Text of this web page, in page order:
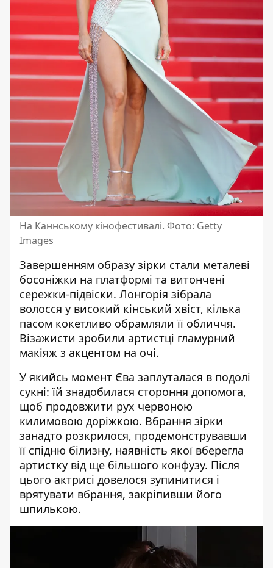
На Каннському кінофестивалі. Фото: Getty
Images
Завершенням образу зірки стали металеві
босоніжки на платформі та витончені
сережки-підвіски. Лонгорія зібрала
волосся у високий кінський хвіст, кілька
пасом кокетливо обрамляли її обличчя.
Візажисти зробили артистці гламурний
макіяж з акцентом на очі.
У якийсь момент Єва заплуталася в подолі
сукні: їй знадобилася стороння допомога,
щоб продовжити рух червоною
килимовою доріжкою. Вбрання зірки
занадто розкрилося, продемонструвавши
її спідню білизну, наявність якої вберегла
артистку від ще більшого конфузу. Після
цього актрисі довелося зупинитися і
врятувати вбрання, закріпивши його
шпилькою.